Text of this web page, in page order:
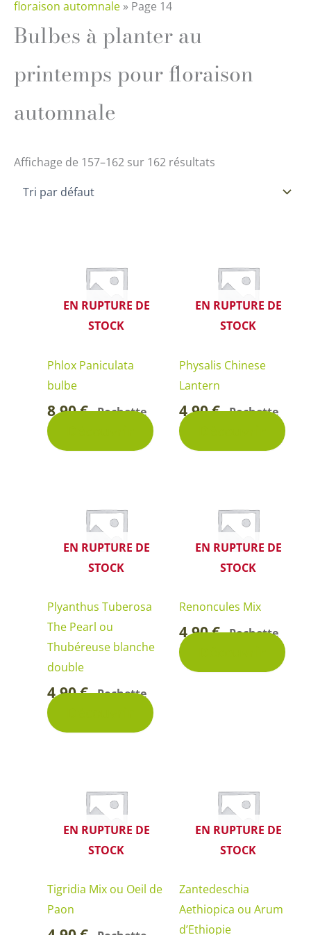
floraison automnale » Page 14
Bulbes à planter au
printemps pour floraison
automnale
Affichage de 157–162 sur 162 résultats
EN RUPTURE DE
STOCK
Phlox Paniculata
bulbe
8,90€-Pochette
EN RUPTURE DE
STOCK
Physalis Chinese
Lantern
4,90€-Pochette
EN RUPTURE DE
STOCK
Plyanthus Tuberosa
The Pearl ou
Thubéreuse blanche
double
4,90€-Pochette
EN RUPTURE DE
STOCK
Renoncules Mix
4,90€-Pochette
EN RUPTURE DE
STOCK
Tigridia Mix ou Oeil de
Paon
EN RUPTURE DE
STOCK
Zantedeschia
Aethiopica ou Arum
d’Ethiopie